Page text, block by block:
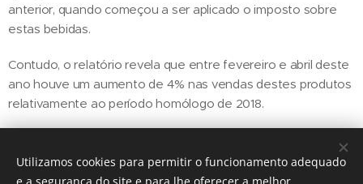
anterior, quando começou a ser aplicado o imposto sobre
estas bebidas.
Contudo, o relatório revela que entre fevereiro e abril deste
ano houve um aumento de 4% nas vendas destes produtos
relativamente ao período homólogo de 2018.
Share
Utilizamos cookies para permitir o funcionamento adequado